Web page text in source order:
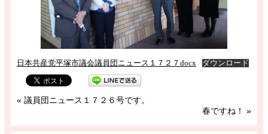
日本共産党平塚市議会議員団ニュース１７２７docx ダウンロード
« 議員団ニュース１７２６号です。
春ですね！
»